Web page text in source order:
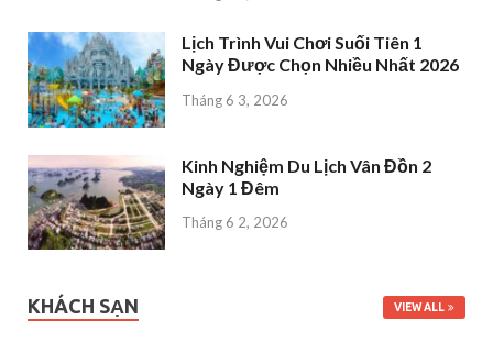
Lịch Trình Vui Chơi Suối Tiên 1
Ngày Được Chọn Nhiều Nhất 2026
Tháng 6 3, 2026
Kinh Nghiệm Du Lịch Vân Đồn 2
Ngày 1 Đêm
Tháng 6 2, 2026
KHÁCH SẠN VIEW ALL